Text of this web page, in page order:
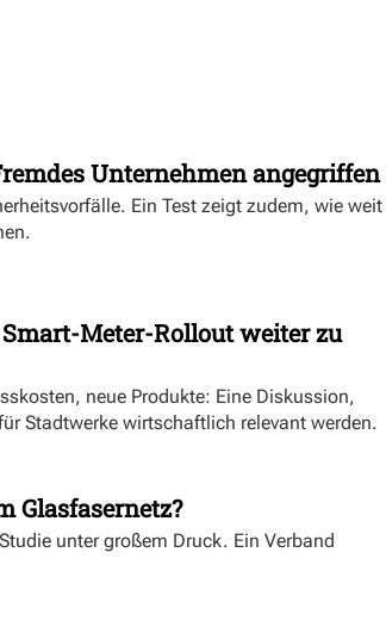
Unternehmen angegriffen
Ein Test zeigt zudem, wie weit
Meter-Rollout weiter zu
neue Produkte: Eine Diskussion,
Stadtwerke wirtschaftlich relevant werden.
Glasfasernetz?
unter großem Druck. Ein Verband